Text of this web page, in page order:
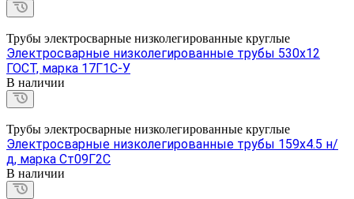
Трубы электросварные низколегированные круглые
Электросварные низколегированные трубы 530х12
ГОСТ, марка 17Г1С-У
В наличии
Трубы электросварные низколегированные круглые
Электросварные низколегированные трубы 159х4.5 н/
д, марка Ст09Г2С
В наличии